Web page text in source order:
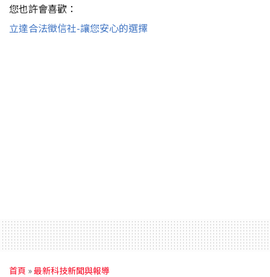
您也許會喜歡：
立達合法徵信社-讓您安心的選擇
首頁 »最新科技新聞與報導